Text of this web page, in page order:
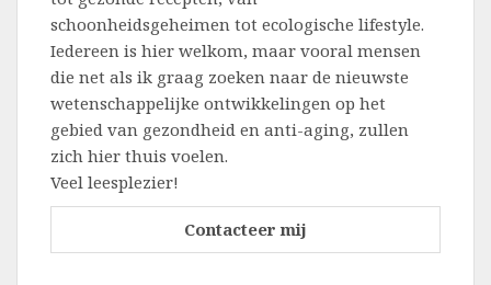
schoonheidsgeheimen tot ecologische lifestyle.
Iedereen is hier welkom, maar vooral mensen
die net als ik graag zoeken naar de nieuwste
wetenschappelijke ontwikkelingen op het
gebied van gezondheid en anti-aging, zullen
zich hier thuis voelen.
Veel leesplezier!
Contacteer mij